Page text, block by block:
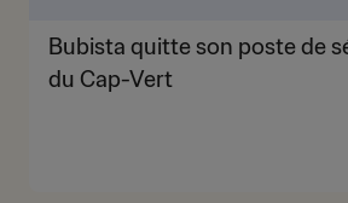
Bubista quitte son poste de
du Cap-Vert